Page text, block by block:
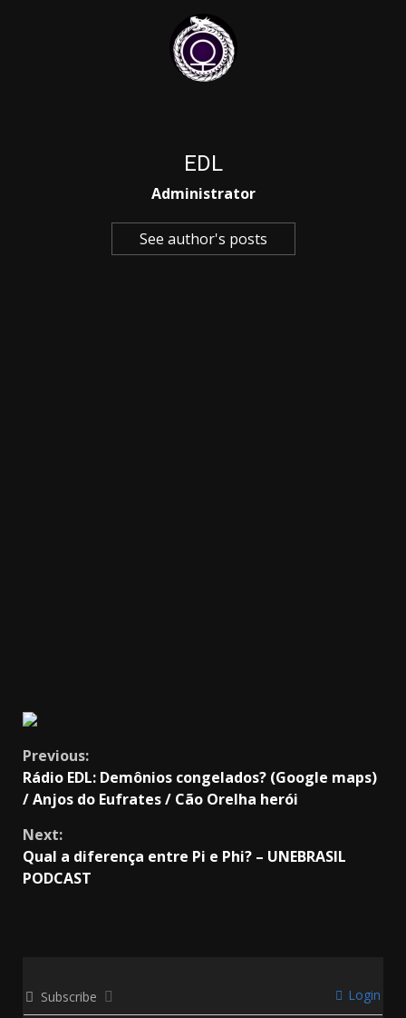
EDL
Administrator
See author's posts
Continue
Reading
Previous:
Rádio EDL: Demônios congelados? (Google maps)
/ Anjos do Eufrates / Cão Orelha herói
Next:
Qual a diferença entre Pi e Phi? – UNEBRASIL
PODCAST
Subscribe Login